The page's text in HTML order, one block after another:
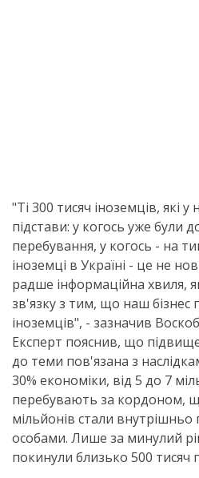
"Ті 300 тисяч іноземців, які у
підстави: у когось уже були
перебування, у когось - на
іноземці в Україні - це не
радше інформаційна хвиля,
зв'язку з тим, що наш бізнес
іноземців", - зазначив
Експерт пояснив, що
до теми пов'язана з
30% економіки, від 5 до 7
перебувають за кордоном,
мільйонів стали
особами. Лише за минулий
покинули близько 500 тисяч